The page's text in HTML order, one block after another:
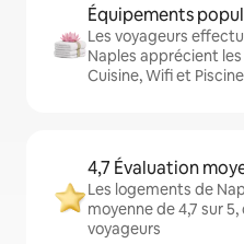
Équipements
Les voyageurs
Naples apprécient
Cuisine, Wifi et Piscine
4,7 Évaluation
Les logements de
moyenne de 4,7 sur
voyageurs